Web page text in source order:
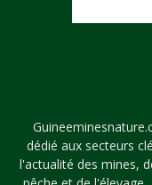
dédié aux secteurs
l'actualité des mines,